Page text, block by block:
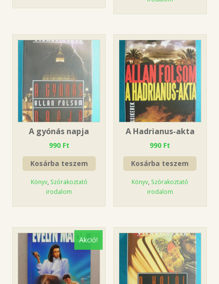
A gyónás napja
990 Ft
Kosárba teszem
Könyv, Szórakoztató
irodalom
A Hadrianus-akta
990 Ft
Kosárba teszem
Könyv, Szórakoztató
irodalom
Akció!